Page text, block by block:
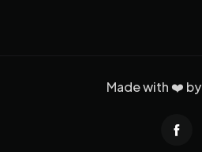
Made with ❤️ by